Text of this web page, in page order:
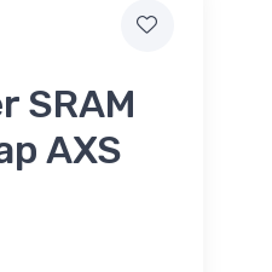
SRAM
AXS